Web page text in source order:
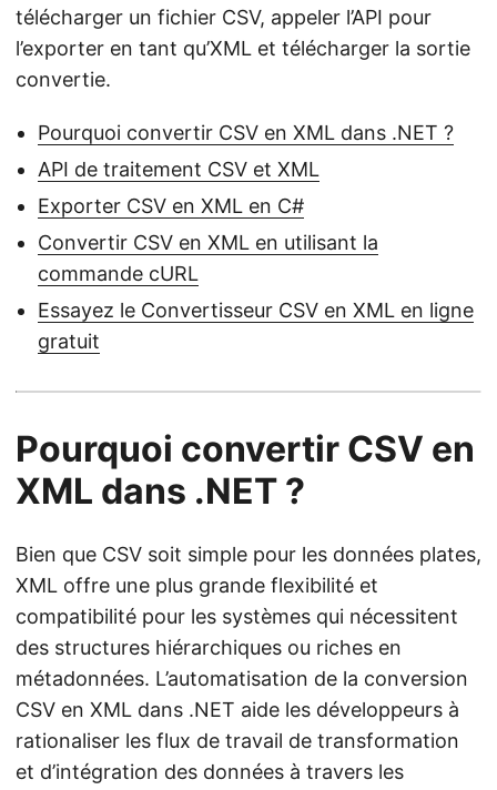
télécharger un fichier CSV, appeler l’API pour
l’exporter en tant qu’XML et télécharger la sortie
convertie.
Pourquoi convertir CSV en XML dans .NET ?
API de traitement CSV et XML
Exporter CSV en XML en C#
Convertir CSV en XML en utilisant la
commande cURL
Essayez le Convertisseur CSV en XML en ligne
gratuit
Pourquoi convertir CSV en
XML dans .NET ?
Bien que CSV soit simple pour les données plates,
XML offre une plus grande flexibilité et
compatibilité pour les systèmes qui nécessitent
des structures hiérarchiques ou riches en
métadonnées. L’automatisation de la conversion
CSV en XML dans .NET aide les développeurs à
rationaliser les flux de travail de transformation
et d’intégration des données à travers les